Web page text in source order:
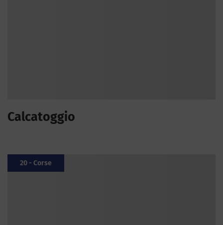
Calcatoggio
20 - Corse